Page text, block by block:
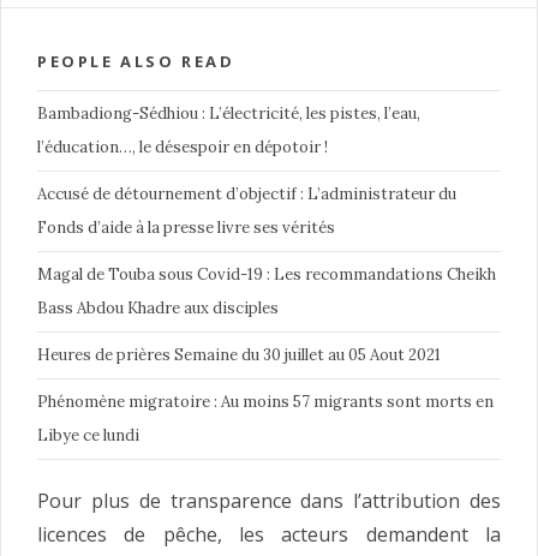
PEOPLE ALSO READ
Bambadiong-Sédhiou : L’électricité, les pistes, l’eau,
l’éducation…, le désespoir en dépotoir !
Accusé de détournement d’objectif : L’administrateur du
Fonds d’aide à la presse livre ses vérités
Magal de Touba sous Covid-19 : Les recommandations Cheikh
Bass Abdou Khadre aux disciples
Heures de prières Semaine du 30 juillet au 05 Aout 2021
Phénomène migratoire : Au moins 57 migrants sont morts en
Libye ce lundi
Pour plus de transparence dans l’attribution des
licences de pêche, les acteurs demandent la